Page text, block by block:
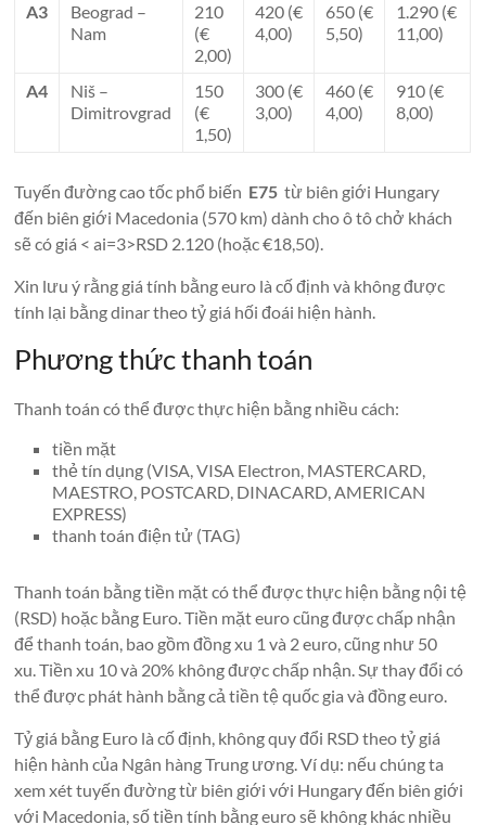
A3
Beograd –
Nam
210
(€
2,00)
420 (€
4,00)
650 (€
5,50)
1.290 (€
11,00)
A4
Niš –
Dimitrovgrad
150
(€
1,50)
300 (€
3,00)
460 (€
4,00)
910 (€
8,00)
Tuyến đường cao tốc phổ biến E75 từ biên giới Hungary
đến biên giới Macedonia (570 km) dành cho ô tô chở khách
sẽ có giá < ai=3>RSD 2.120 (hoặc €18,50).
Xin lưu ý rằng giá tính bằng euro là cố định và không được
tính lại bằng dinar theo tỷ giá hối đoái hiện hành.
Phương thức thanh toán
Thanh toán có thể được thực hiện bằng nhiều cách:
tiền mặt
thẻ tín dụng (VISA, VISA Electron, MASTERCARD,
MAESTRO, POSTCARD, DINACARD, AMERICAN
EXPRESS)
thanh toán điện tử (TAG)
Thanh toán bằng tiền mặt có thể được thực hiện bằng nội tệ
(RSD) hoặc bằng Euro. Tiền mặt euro cũng được chấp nhận
để thanh toán, bao gồm đồng xu 1 và 2 euro, cũng như 50
xu. Tiền xu 10 và 20% không được chấp nhận. Sự thay đổi có
thể được phát hành bằng cả tiền tệ quốc gia và đồng euro.
Tỷ giá bằng Euro là cố định, không quy đổi RSD theo tỷ giá
hiện hành của Ngân hàng Trung ương. Ví dụ: nếu chúng ta
xem xét tuyến đường từ biên giới với Hungary đến biên giới
với Macedonia, số tiền tính bằng euro sẽ không khác nhiều